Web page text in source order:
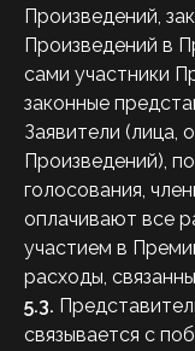
Произведений,
Произведений в
сами участники
законные
Заявители
Произведений),
голосования,
оплачивают все
участием в
расходы,
5.3.
связывается с